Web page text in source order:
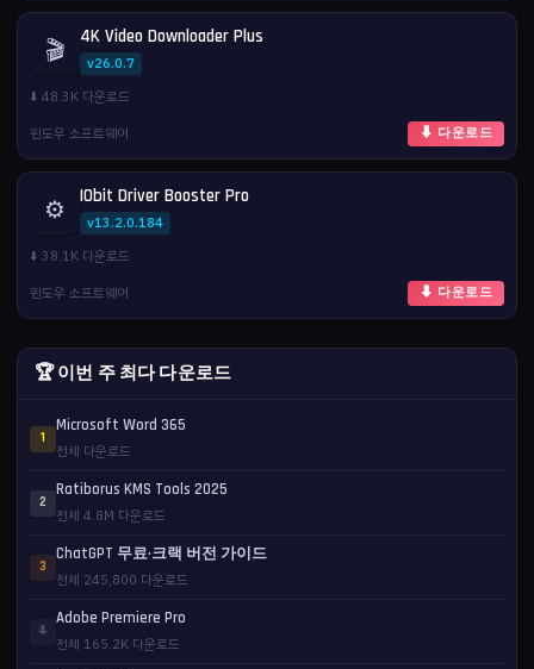
🎬 4K Video Downloader Plus
v26.0.7
⬇️ 48.3K 다운로드
윈도우 소프트웨어
⬇ 다운로드
⚙️ IObit Driver Booster Pro
v13.2.0.184
⬇️ 38.1K 다운로드
윈도우 소프트웨어
⬇ 다운로드
🏆 이번 주 최다 다운로드
1
Microsoft Word 365
전체 다운로드
2
Ratiborus KMS Tools 2025
전체 4.8M 다운로드
3
ChatGPT 무료·크랙 버전 가이드
전체 245,800 다운로드
4
Adobe Premiere Pro
전체 165.2K 다운로드